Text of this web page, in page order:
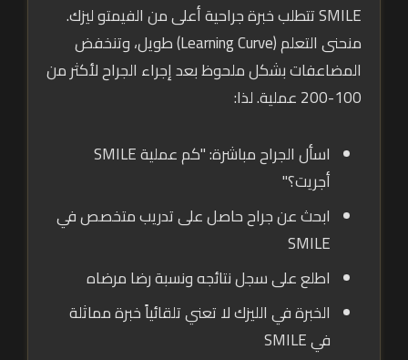
SMILE تتطلب خبرة جراحية أعلى من الفيمتو ليزك.
منحنى التعلم (Learning Curve) طويل، وتنخفض
المضاعفات بشكل ملحوظ بعد إجراء الجراح لأكثر من
100-200 عملية. لذا:
اسأل الجراح مباشرة: "كم عملية SMILE
أجريت؟"
ابحث عن جراح حاصل على تدريب متخصص في
SMILE
اطلع على سجل نتائجه ونسبة رضا مرضاه
الخبرة في الليزك لا تعني تلقائياً خبرة مماثلة
في SMILE